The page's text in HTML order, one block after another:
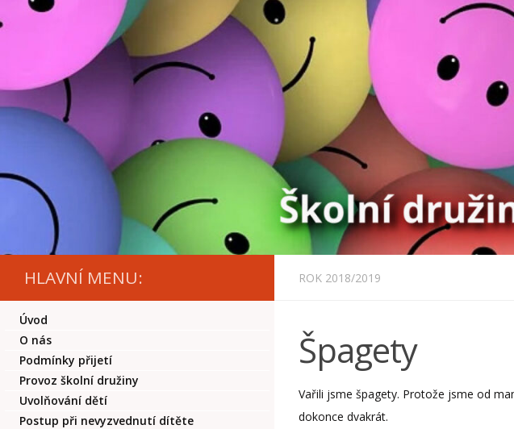
ROK 2018/2019
Špagety
Vařili jsme špagety. Protože jsme od
dokonce dvakrát.
HLAVNÍ MENU:
Úvod
O nás
Podmínky přijetí
Provoz školní družiny
Uvolňování dětí
Postup při nevyzvednutí dítěte